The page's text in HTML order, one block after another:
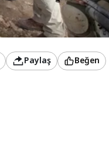
Paylaş Beğen